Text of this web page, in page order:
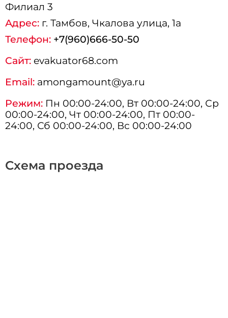
Схема проезда
Филиал 3
Адрес: г.Тамбов, Чкалова улица, 1а
Телефон: +7(960)666-50-50
Сайт: evakuator68.com
Email: amongamount@ya.ru
Режим: Пн 00:00-24:00, Вт 00:00-24:00, Ср
00:00-24:00, Чт 00:00-24:00, Пт 00:00-
24:00, Сб 00:00-24:00, Вс 00:00-24:00